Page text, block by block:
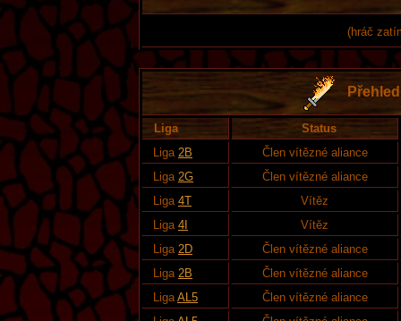
(hráč
Liga
Status
Liga 2B
Člen vítězné aliance
Liga 2G
Člen vítězné aliance
Liga 4T
Vítěz
Liga 4I
Vítěz
Liga 2D
Člen vítězné aliance
Liga 2B
Člen vítězné aliance
LigaAL5
Člen vítězné aliance